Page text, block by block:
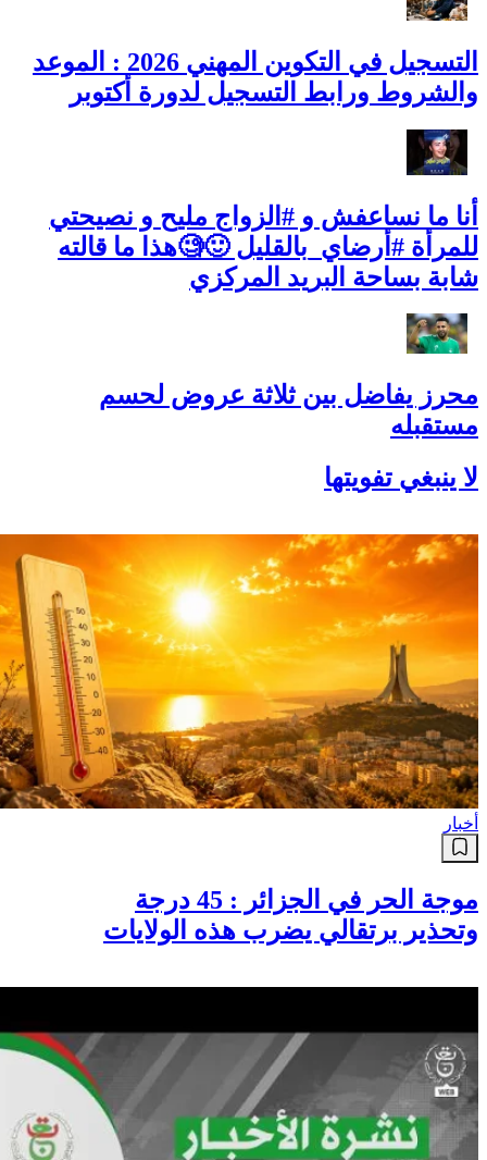
التسجيل في التكوين المهني 2026 : الموعد
والشروط ورابط التسجيل لدورة أكتوبر
أنا ما نساعفش و #الزواج مليح و نصيحتي
للمرأة #أرضاي_بالقليل 🙂🧐هذا ما قالته
شابة بساحة البريد المركزي
محرز يفاضل بين ثلاثة عروض لحسم
مستقبله
لا ينبغي تفويتها
أخبار
موجة الحر في الجزائر : 45 درجة
وتحذير برتقالي يضرب هذه الولايات